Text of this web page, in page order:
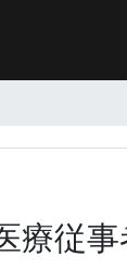
療従